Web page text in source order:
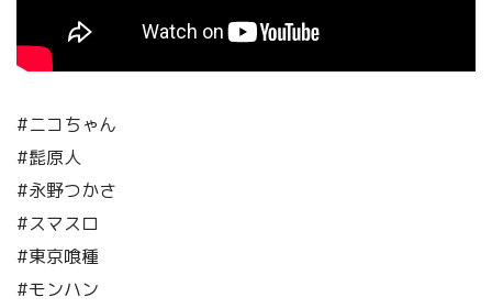
#ニコちゃん
#髭原人
#永野つかさ
#スマスロ
#東京喰種
#モンハン